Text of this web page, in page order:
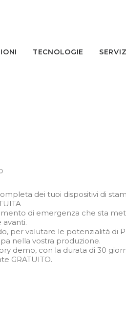
TECNOLOGIE
dei tuoi dispositivi di
di emergenza che sta
avanti.
per valutare le potenzialità di
nella vostra produzione.
demo, con la durata di 30
GRATUITO.